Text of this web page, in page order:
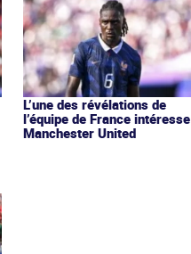
L’une des révélations de
l’équipe de France intéresse
Manchester United